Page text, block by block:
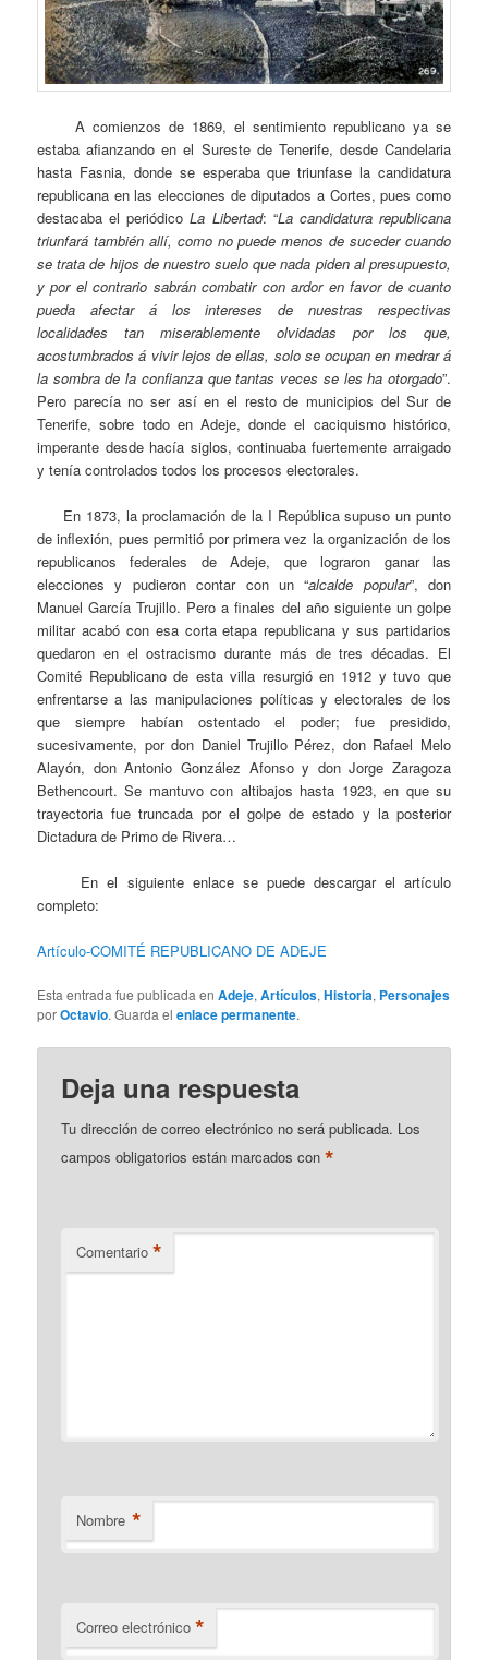
A comienzos de 1869, el sentimiento republicano ya se
estaba afianzando en el Sureste de Tenerife, desde Candelaria
hasta Fasnia, donde se esperaba que triunfase la candidatura
republicana en las elecciones de diputados a Cortes, pues como
destacaba el periódicoLa Libertad: “La candidatura republicana
triunfará también allí, como no puede menos de suceder cuando
se trata de hijos de nuestro suelo que nada piden al presupuesto,
y por el contrario sabrán combatir con ardor en favor de cuanto
pueda afectar á los intereses de nuestras respectivas
localidades tan miserablemente olvidadas por los que,
acostumbrados á vivir lejos de ellas, solo se ocupan en medrar á
la sombra de la confianza que tantas veces se les ha otorgado”.
Pero parecía no ser así en el resto de municipios del Sur de
Tenerife, sobre todo en Adeje, donde el caciquismo histórico,
imperante desde hacía siglos, continuaba fuertemente arraigado
y tenía controlados todos los procesos electorales.
En 1873, la proclamación de la I República supuso un punto
de inflexión, pues permitió por primera vez la organización de los
republicanos federales de Adeje, que lograron ganar las
elecciones y pudieron contar con un “alcalde popular”, don
Manuel García Trujillo. Pero a finales del año siguiente un golpe
militar acabó con esa corta etapa republicana y sus partidarios
quedaron en el ostracismo durante más de tres décadas. El
Comité Republicano de esta villa resurgió en 1912 y tuvo que
enfrentarse a las manipulaciones políticas y electorales de los
que siempre habían ostentado el poder; fue presidido,
sucesivamente, por don Daniel Trujillo Pérez, don Rafael Melo
Alayón, don Antonio González Afonso y don Jorge Zaragoza
Bethencourt. Se mantuvo con altibajos hasta 1923, en que su
trayectoria fue truncada por el golpe de estado y la posterior
Dictadura de Primo de Rivera…
En el siguiente enlace se puede descargar el artículo
completo:
Artículo-COMITÉ REPUBLICANO DE ADEJE
Esta entrada fue publicada enAdeje,Artículos,Historia, Personajes
porOctavio. Guarda elenlace permanente.
Deja una respuesta
Tu dirección de correo electrónico no será publicada. Los
campos obligatorios están marcados con*
Comentario *
Nombre *
Correo electrónico *